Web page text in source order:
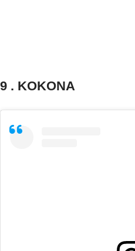
9 . KOKONA